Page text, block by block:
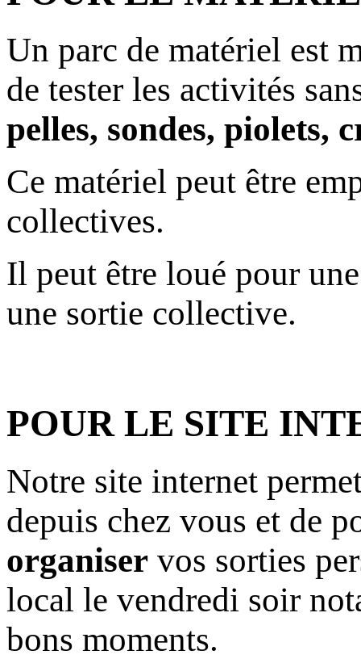
Un parc de matériel est
de tester les activités
pelles, sondes, piolets,
Ce matériel peut être
collectives.
Il peut être loué pour
une sortie collective.
POUR LE SITE
Notre site internet
depuis chez vous et de
organiser vos sorties
local le vendredi soir
bons moments.